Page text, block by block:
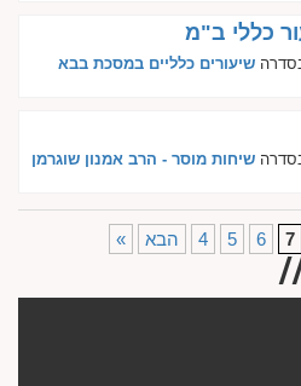
כללי ב"מ
שיעורים כלליים במסכת בבא
שיחות מוסר - הרב אמנון שוגרמן
« 4 5 6 7 הבא